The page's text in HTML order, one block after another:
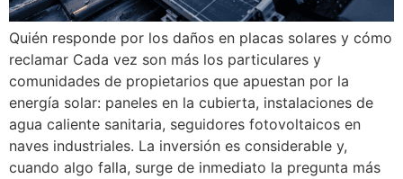
Quién responde por los daños en placas solares y cómo
reclamar Cada vez son más los particulares y
comunidades de propietarios que apuestan por la
energía solar: paneles en la cubierta, instalaciones de
agua caliente sanitaria, seguidores fotovoltaicos en
naves industriales. La inversión es considerable y,
cuando algo falla, surge de inmediato la pregunta más